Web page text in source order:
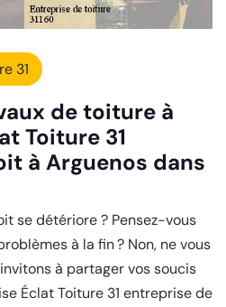
31
de toiture à
Toiture 31
à Arguenos dans
se détériore ? Pensez-vous
à la fin ? Non, ne vous
à partager vos soucis
Éclat Toiture 31 entreprise de